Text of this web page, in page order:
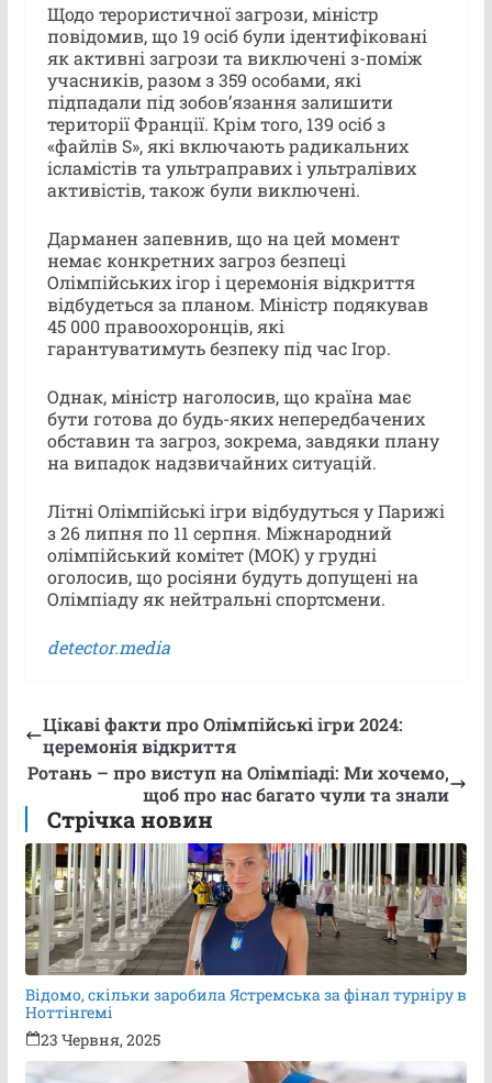
Щодо терористичної загрози, міністр
повідомив, що 19 осіб були ідентифіковані
як активні загрози та виключені з-поміж
учасників, разом з 359 особами, які
підпадали під зобов’язання залишити
території Франції. Крім того, 139 осіб з
«файлів S», які включають радикальних
ісламістів та ультраправих і ультралівих
активістів, також були виключені.
Дарманен запевнив, що на цей момент
немає конкретних загроз безпеці
Олімпійських ігор і церемонія відкриття
відбудеться за планом. Міністр подякував
45 000 правоохоронців, які
гарантуватимуть безпеку під час Ігор.
Однак, міністр наголосив, що країна має
бути готова до будь-яких непередбачених
обставин та загроз, зокрема, завдяки плану
на випадок надзвичайних ситуацій.
Літні Олімпійські ігри відбудуться у Парижі
з 26 липня по 11 серпня. Міжнародний
олімпійський комітет (МОК) у грудні
оголосив, що росіяни будуть допущені на
Олімпіаду як нейтральні спортсмени.
detector.media
Цікаві факти про Олімпійські ігри 2024:
церемонія відкриття
Ротань – про виступ на Олімпіаді: Ми хочемо,
щоб про нас багато чули та знали
Стрічка новин
Відомо, скільки заробила Ястремська за фінал турніру в
Ноттінгемі
23 Червня, 2025